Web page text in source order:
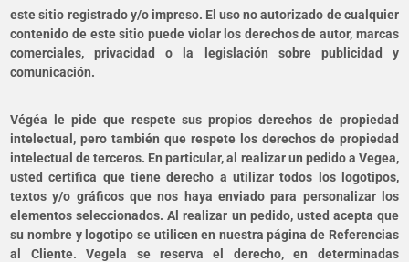
este sitio registrado y/o impreso. El uso no autorizado de cualquier
contenido de este sitio puede violar los derechos de autor, marcas
comerciales, privacidad o la legislación sobre publicidad y
comunicación.
Végéa le pide que respete sus propios derechos de propiedad
intelectual, pero también que respete los derechos de propiedad
intelectual de terceros. En particular, al realizar un pedido a Vegea,
usted certifica que tiene derecho a utilizar todos los logotipos,
textos y/o gráficos que nos haya enviado para personalizar los
elementos seleccionados. Al realizar un pedido, usted acepta que
su nombre y logotipo se utilicen en nuestra página de Referencias
al Cliente. Vegela se reserva el derecho, en determinadas